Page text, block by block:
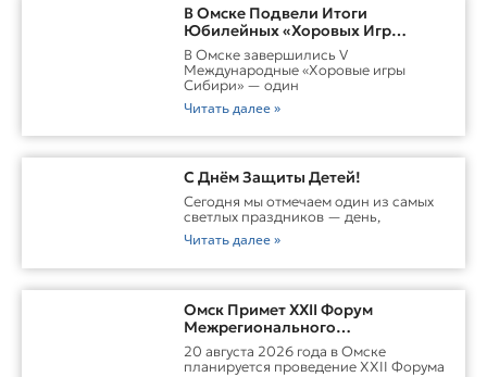
В Омске Подвели Итоги
Юбилейных «Хоровых Игр
Сибири»
В Омске завершились V
Международные «Хоровые игры
Сибири» — один
Читать далее »
С Днём Защиты Детей!
Сегодня мы отмечаем один из самых
светлых праздников — день,
Читать далее »
Омск Примет XXII Форум
Межрегионального
Сотрудничества России И
Казахстана
20 августа 2026 года в Омске
планируется проведение XXII Форума